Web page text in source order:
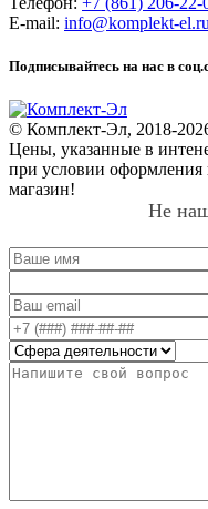
E-mail: info@komplekt-el.ru
Подписывайтесь на нас в
© Комплект-Эл, 2018-
Цены, указанные в
при условии оформления
магазин!
Не